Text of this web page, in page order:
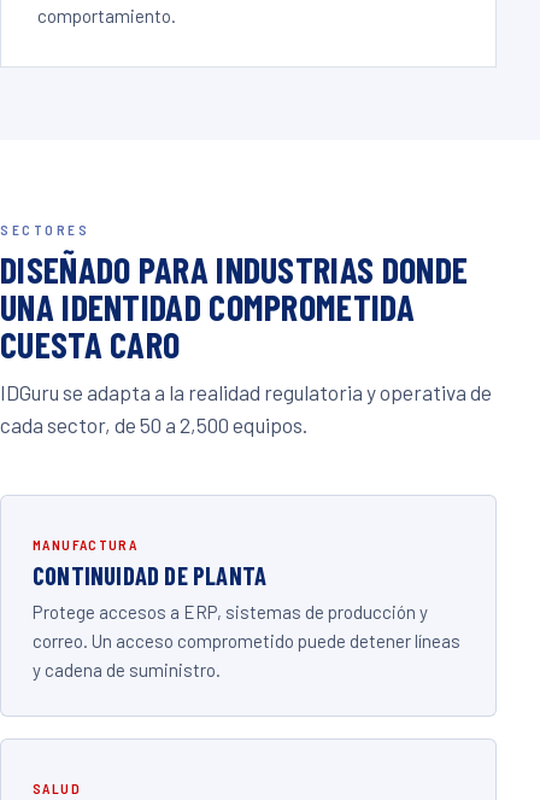
comportamiento.
SECTORES
DISEÑADO PARA INDUSTRIAS DONDE
UNA IDENTIDAD COMPROMETIDA
CUESTA CARO
IDGuru se adapta a la realidad regulatoria y operativa de
cada sector, de 50 a 2,500 equipos.
MANUFACTURA
CONTINUIDAD DE PLANTA
Protege accesos a ERP, sistemas de producción y
correo. Un acceso comprometido puede detener líneas
y cadena de suministro.
SALUD